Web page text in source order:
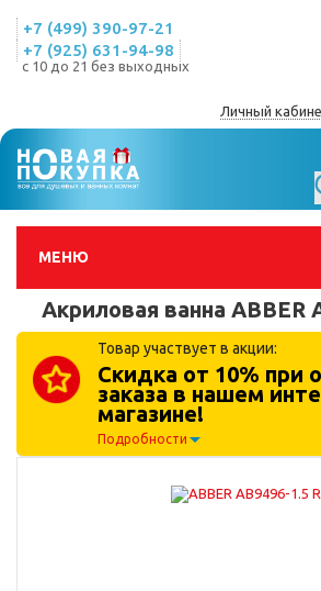
+7 (499) 390-97-21
+7 (925) 631-94-98
с 10 до 21 без выходных
Личный
МЕНЮ
Акриловая ванна ABBER
Товар участвует в акции:
Скидка от 10% при
заказа в нашем
магазине!
Подробности